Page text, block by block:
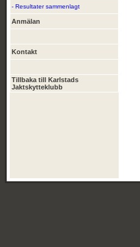
- Resultater sammenlagt
Anmälan
Kontakt
Tillbaka till Karlstads
Jaktskytteklubb